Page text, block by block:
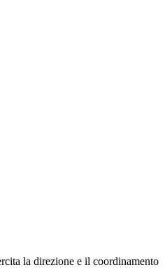
la direzione e il coordinamento